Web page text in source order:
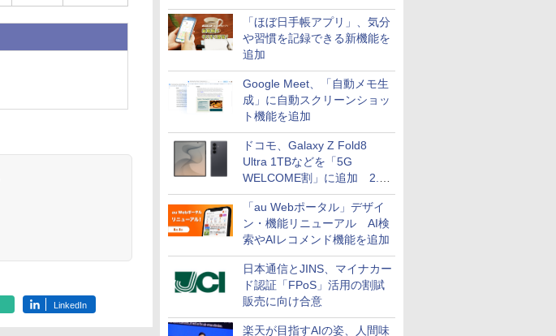
の注意点
「ほぼ日手帳アプリ」、気分
や習慣を記録できる新機能を
追加
Google Meet、「自動メモ生
成」に自動スクリーンショッ
ト機能を追加
ドコモ、Galaxy Z Fold8
Ultra 1TBなどを「5G
WELCOME割」に追加 2.2
万円引き
「au Webポータル」デザイ
ン・機能リニューアル AI検
索やAIレコメンド機能を追加
日本通信とJINS、マイナカー
ド認証「FPoS」活用の割賦
販売に向け合意
楽天が目指すAIの姿、人間味
LinkedIn